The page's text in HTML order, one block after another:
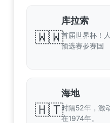
🇼🇼
库拉索
首届世界杯！
预选赛参赛国
🇭🇹
海地
时隔52年，激
在1974年。